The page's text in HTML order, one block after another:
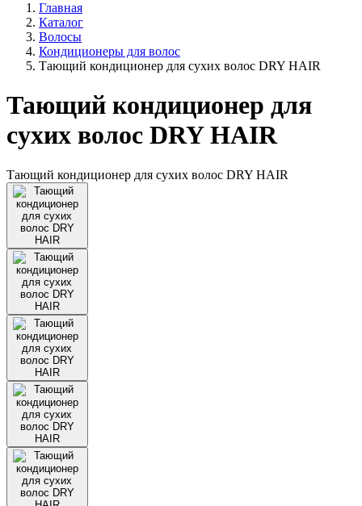
Главная
Каталог
Волосы
Кондиционеры для волос
Тающий кондиционер для сухих волос DRY HAIR
Тающий кондиционер для
сухих волос DRY HAIR
Тающий кондиционер для сухих волос DRY HAIR